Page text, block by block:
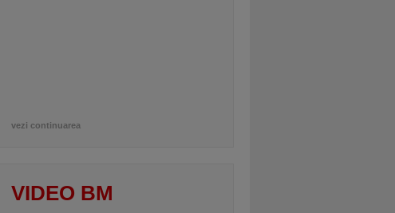
vezi continuarea
VIDEO BM